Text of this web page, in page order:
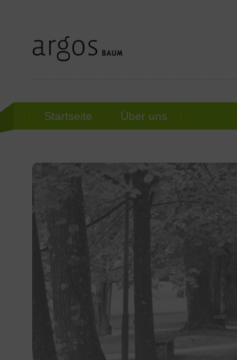
Startseite Über uns